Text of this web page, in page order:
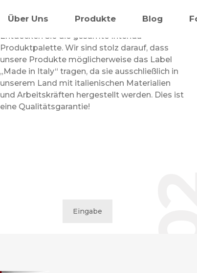
Über Uns Produkte Blog
Produkte
Entdecken Sie die gesamte Intenda-
Produktpalette. Wir sind stolz darauf, dass
unsere Produkte möglicherweise das Label
„Made in Italy“ tragen, da sie ausschließlich in
unserem Land mit italienischen Materialien
und Arbeitskräften hergestellt werden. Dies ist
eine Qualitätsgarantie!
Eingabe